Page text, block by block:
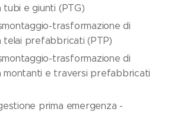
e giunti (PTG)
trasformazione di
telai prefabbricati (PTP)
trasformazione di
montanti e traversi prefabbricati
prima emergenza -